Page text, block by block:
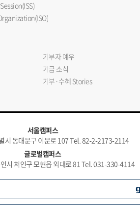
기부자 예우
기금 소식
기부·수혜 Stories
서울캠퍼스
시 동대문구 이문로 107 Tel. 82-2-2173-2114
글로벌캠퍼스
시 처인구 모현읍 외대로 81 Tel. 031-330-4114